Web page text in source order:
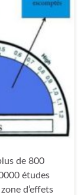
de 800
études
d’effets